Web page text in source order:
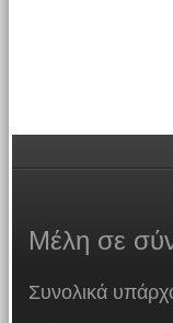
Μέλη σε
Συνολικά